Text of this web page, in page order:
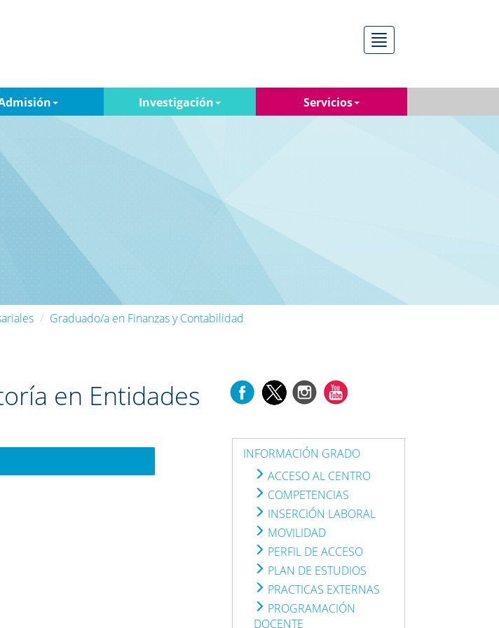
Menú
Investigación Servicios
Graduado/a en Finanzas y Contabilidad
en Entidades
INFORMACIÓN GRADO
ACCESO AL CENTRO
COMPETENCIAS
INSERCIÓN LABORAL
MOVILIDAD
PERFIL DE ACCESO
PLAN DE ESTUDIOS
PRACTICAS EXTERNAS
PROGRAMACIÓN
DOCENTE